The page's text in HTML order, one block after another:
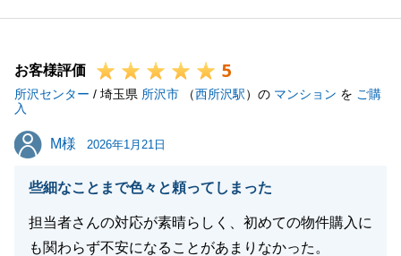
無事にご希望にかなう物件のご購入をお手伝いでき、
今後もお困りごとがございましたら、些細なことでも
お気軽にご相談ください。また、周囲に不動産をご検
ますと幸いです。
りお祈り申し上げます。今後とも末永いお付き合いの
ほど、よろしくお願い申し上げます。
お客様評価 5
所沢センター / 埼玉県 所沢市 （西所沢駅）の マンション を ご購
入
M様
M様 2026年1月21日
些細なことまで色々と頼ってしまった
担当者さんの対応が素晴らしく、初めての物件購入に
も関わらず不安になることがあまりなかった。